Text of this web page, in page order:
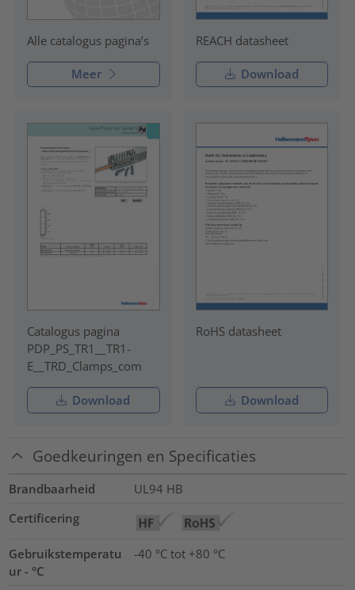
Alle catalogus pagina’s
Meer
REACH datasheet
Download
Catalogus pagina
PDP_PS_TR1__TR1-
E__TRD_Clamps_com
Download
RoHS datasheet
Download
Goedkeuringen en Specificaties
Brandbaarheid
UL94 HB
Certificering
Gebruikstemperatu
ur - °C
-40 °C tot +80 °C